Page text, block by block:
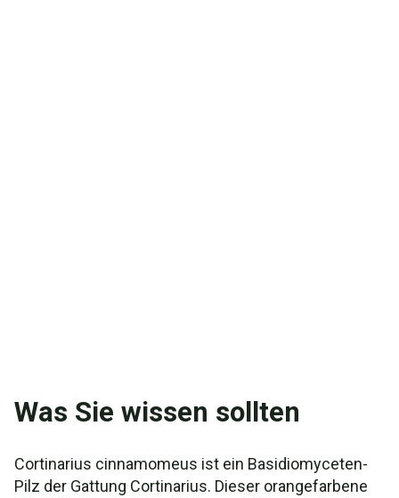
Was Sie wissen sollten
Cortinarius cinnamomeus ist ein Basidiomyceten-
Pilz der Gattung Cortinarius. Dieser orangefarbene